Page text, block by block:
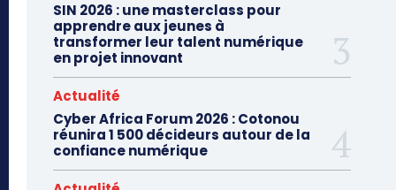
SIN 2026 : une masterclass pour
apprendre aux jeunes à
transformer leur talent numérique
en projet innovant
Actualité
Cyber Africa Forum 2026 : Cotonou
réunira 1 500 décideurs autour de la
confiance numérique